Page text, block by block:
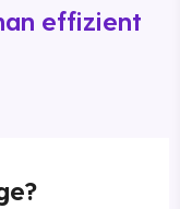
effizient